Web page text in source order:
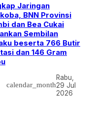
Jaringan
BNN Provinsi
dan Bea Cukai
Sembilan
beserta 766 Butir
dan 146 Gram
calendar_month
Rabu,
29 Jul
2026